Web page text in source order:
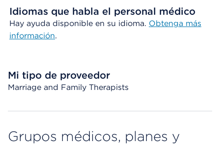
Idiomas que habla el personal médico
Hay ayuda disponible en su idioma. Obtenga más
información.
Mi tipo de proveedor
Marriage and Family Therapists
Grupos médicos, planes y